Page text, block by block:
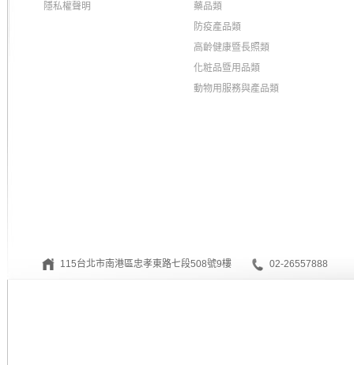
隱私權聲明
藥品類
防疫產品類
高齡健康暨長照類
化粧品暨用品類
動物用服務與產品類
115台北市南港區忠孝東路七段508號9樓 02-26557888